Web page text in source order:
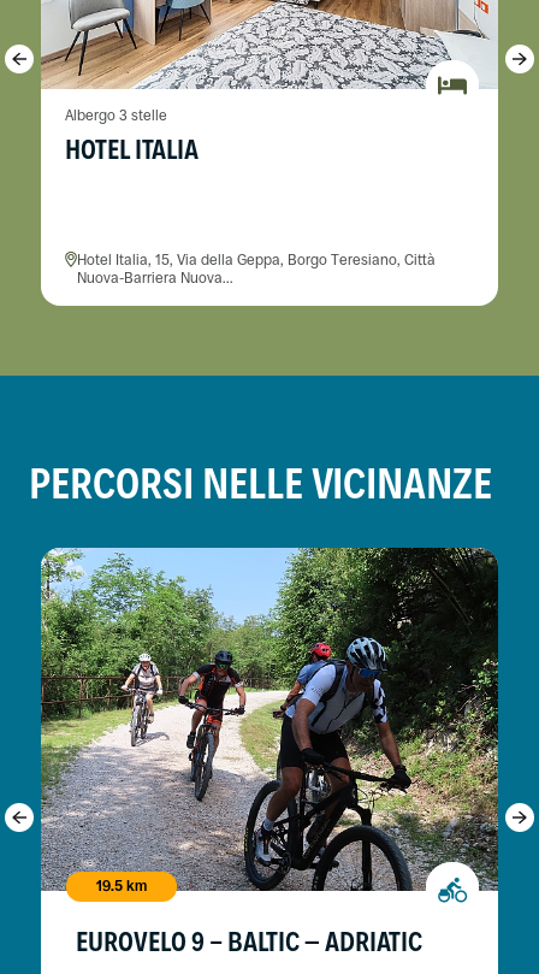
Albergo 3 stelle
HOTEL ITALIA
Hotel Italia, 15, Via della Geppa, Borgo Teresiano, Città
Nuova-Barriera Nuova...
PERCORSI NELLE VICINANZE
19.5 km
EUROVELO 9 - BALTIC – ADRIATIC